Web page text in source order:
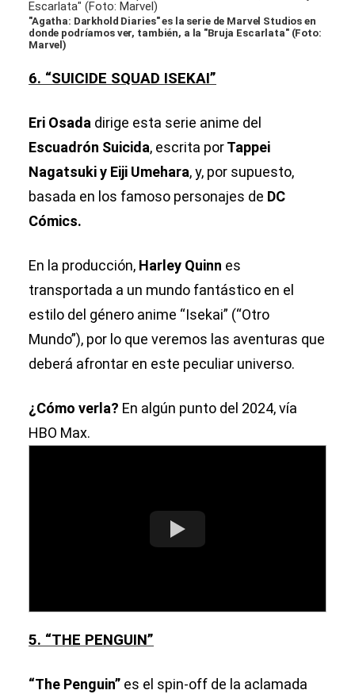
"Agatha: Darkhold Diaries" es la serie de Marvel Studios en
donde podríamos ver, también, a la "Bruja Escarlata" (Foto:
Marvel)
6. “SUICIDE SQUAD ISEKAI”
Eri Osada dirige esta serie anime del
Escuadrón Suicida, escrita porTappei
Nagatsuki y Eiji Umehara, y, por supuesto,
basada en los famoso personajes de DC
Cómics.
En la producción, Harley Quinn es
transportada a un mundo fantástico en el
estilo del género anime “Isekai” (“Otro
Mundo”), por lo que veremos las aventuras que
deberá afrontar en este peculiar universo.
¿Cómo verla? En algún punto del 2024, vía
HBO Max.
5. “THE PENGUIN”
“The Penguin” es el spin-off de la aclamada